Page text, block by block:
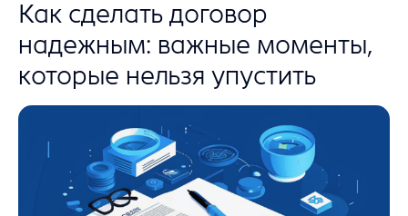
Как сделать договор
надежным: важные моменты,
которые нельзя упустить